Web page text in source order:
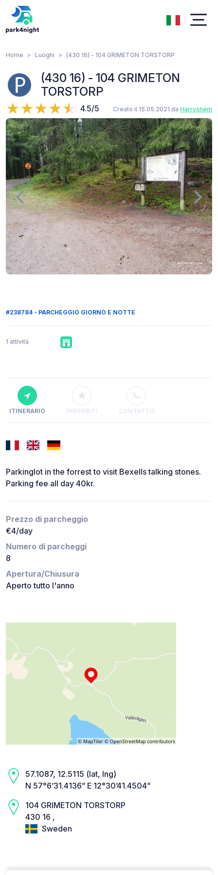
Home Luoghi (430 16) - 104 GRIMETON TORSTORP
(430 16) - 104 GRIMETON
TORSTORP
4.5/5 Creato il 15.05.2021 da Harryshem
#238784 - PARCHEGGIO GIORNO E NOTTE
1 attività
ITINERARIO PREFERITI CONTATTO
Parkinglot in the forrest to visit Bexells talking stones.
Parking fee all day 40kr.
Prezzo di parcheggio
€4/day
Numero di parcheggi
8
Apertura/Chiusura
Aperto tutto l'anno
57.1087, 12.5115 (lat, lng)
N 57°6’31.4136” E 12°30’41.4504”
104 GRIMETON TORSTORP
430 16 ,
Sweden